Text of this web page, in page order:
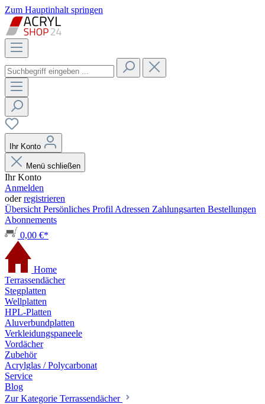
Zum Hauptinhalt springen
Ihr Konto
Menü schließen
Ihr Konto
Anmelden
oderregistrieren
Übersicht Persönliches Profil Adressen Zahlungsarten Bestellungen
Abonnements
0,00 €*
Home
Terrassendächer
Stegplatten
Wellplatten
HPL-Platten
Aluverbundplatten
Verkleidungspaneele
Vordächer
Zubehör
Acrylglas / Polycarbonat
Service
Blog
Zur Kategorie Terrassendächer